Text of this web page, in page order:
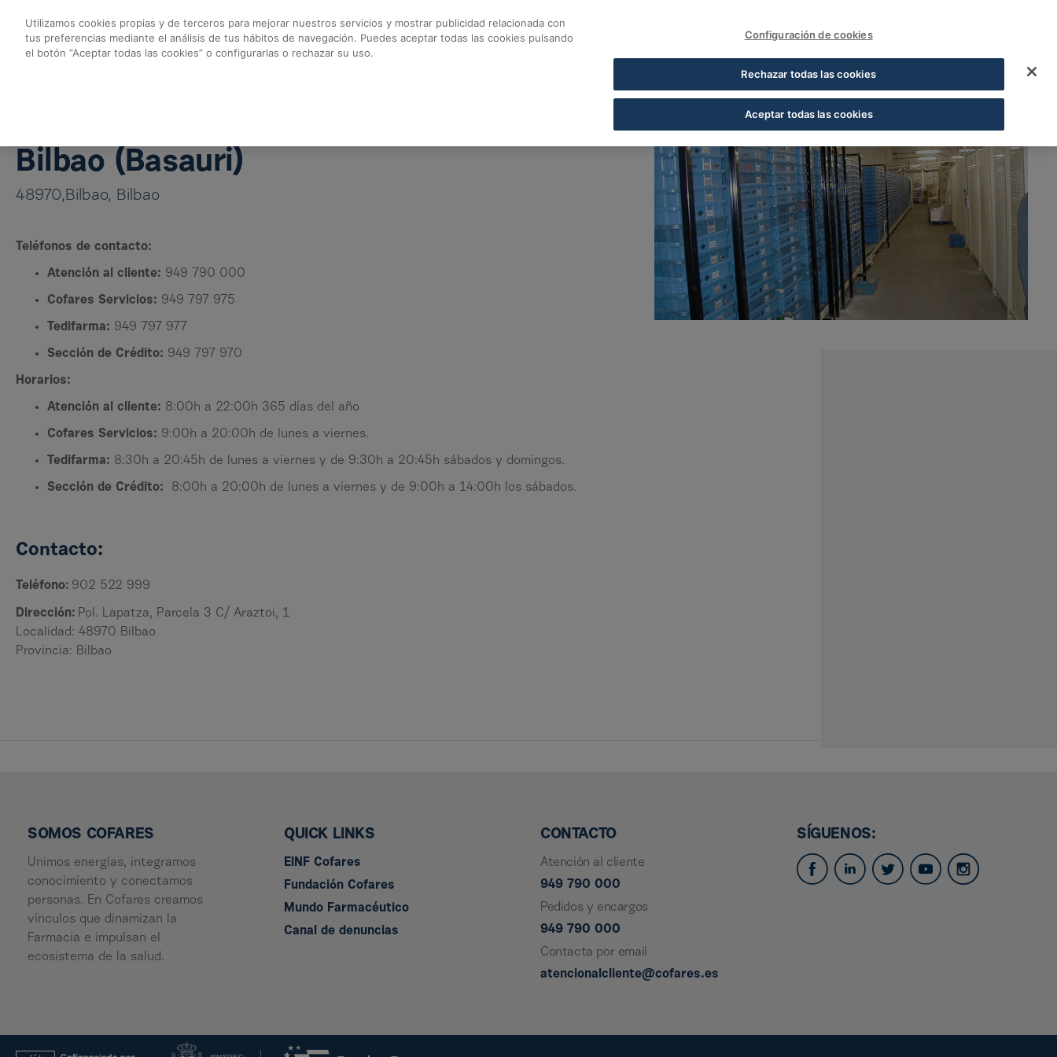
CONTACTO COFARES SECCIÓN DE CRÉDITO FUNDACIÓN COFARES
Almacén Basauri - Cofares
Bilbao (Basauri)
48970,Bilbao, Bilbao
Teléfonos de contacto:
Atención al cliente: 949 790 000
Cofares Servicios: 949 797 975
Tedifarma: 949 797 977
Sección de Crédito: 949 797 970
Horarios:
Atención al cliente: 8:00h a 22:00h 365 días del año
Cofares Servicios: 9:00h a 20:00h de lunes a viernes.
Tedifarma: 8:30h a 20:45h de lunes a viernes y de 9:30h a 20:45h sábados y domingos.
Sección de Crédito: 8:00h a 20:00h de lunes a viernes y de 9:00h a 14:00h los sábados.
Contacto:
Teléfono: 902 522 999
Dirección: Pol. Lapatza, Parcela 3 C/ Araztoi, 1
Localidad: 48970 Bilbao
Provincia: Bilbao
SOMOS COFARES
Unimos energías, integramos
conocimiento y conectamos
personas. En Cofares creamos
vínculos que dinamizan la
Farmacia e impulsan el
ecosistema de la salud.
QUICK LINKS
EINF Cofares
Fundación Cofares
Mundo Farmacéutico
Canal de denuncias
CONTACTO
Atención al cliente
949 790 000
Pedidos y encargos
949 790 000
Contacta por email
atencionalcliente@cofares.es
SÍGUENOS:
Utilizamos cookies propias y de terceros para mejorar nuestros servicios y mostrar publicidad relacionada con
tus preferencias mediante el análisis de tus hábitos de navegación. Puedes aceptar todas las cookies pulsando
el botón “Aceptar todas las cookies” o configurarlas o rechazar su uso.
Configuración de cookies
Rechazar todas las cookies
Aceptar todas las cookies